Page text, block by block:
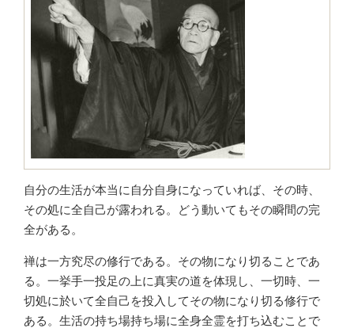
自分の生活が本当に自分自身になっていれば、その時、
その処に全自己が露われる。どう動いてもその瞬間の完
全がある。
禅は一方究尽の修行である。その物になり切ることであ
る。一挙手一投足の上に真実の道を体現し、一切時、一
切処に於いて全自己を投入してその物になり切る修行で
ある。生活の持ち場持ち場に全身全霊を打ち込むことで